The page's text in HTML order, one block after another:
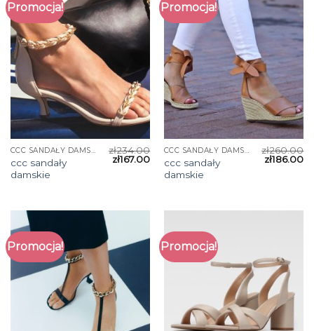
Promocja!
CCC SANDAŁY DAMSKIE
ccc sandały
damskie
zł234.00
zł167.00
Promocja!
CCC SANDAŁY DAMSKIE
ccc sandały
damskie
zł260.00
zł186.00
Promocja! Promocja!